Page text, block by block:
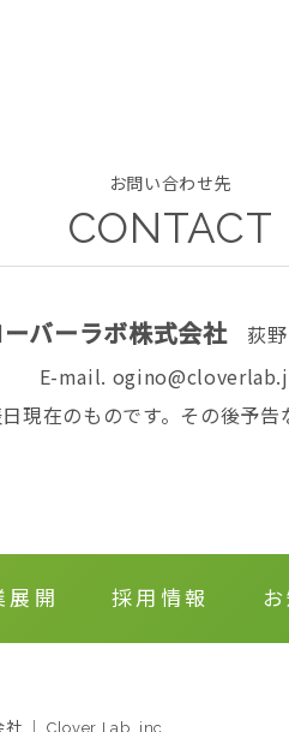
お問い合わせ先
CONTACT
バーラボ株式会社荻野
E-mail.
現在のものです。その後予告
展開 採用情報
｜ Clover Lab.,inc.